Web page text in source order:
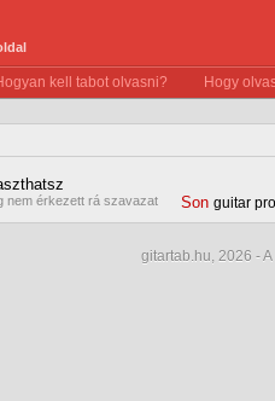
kell tabot olvasni? Hogy
nem érkezett rá szavazat Son guitar pro
gitartab.hu, 2026 -